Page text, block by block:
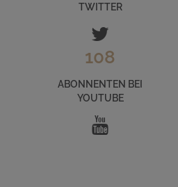
TWITTER
108
ABONNENTEN BEI
YOUTUBE